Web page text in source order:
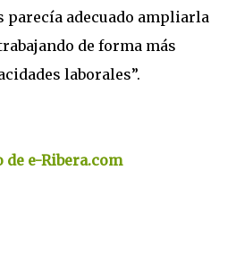
parecía adecuado ampliarla
de forma más
laborales”.
de e-Ribera.com